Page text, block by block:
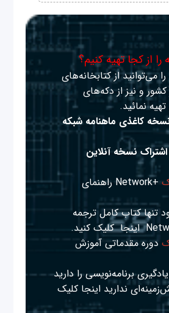
از کجا تهیه کنیم؟
می‌توانید از کتابخانه‌های
و نیز از دکه‌های
نمائید.
کاغذی ماهنامه شبکه
نسخه آنلاین
+Network راهنمای
تنها کتاب کامل ترجمه
اینجا کلیک کنید.
دوره مقدماتی آموزش
برنامه‌نویسی را دارید
نداریداینجا کلیک